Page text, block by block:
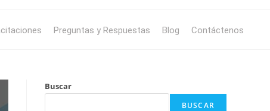
Preguntas y Respuestas Blog Contáctenos
Buscar
BUSCAR